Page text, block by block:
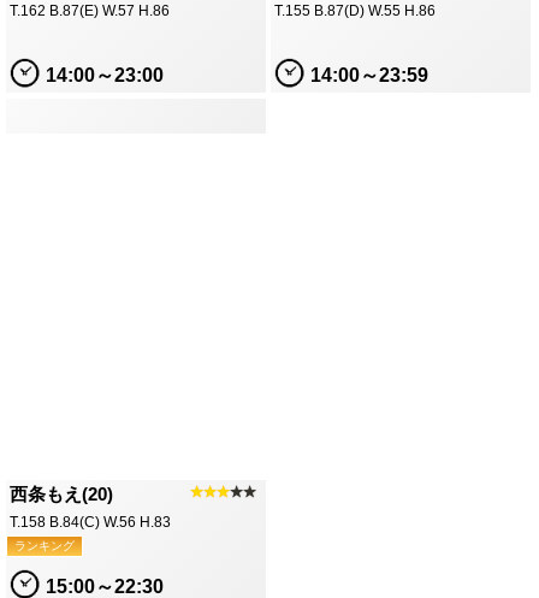
T.162 B.87(E) W.57 H.86
14:00～23:00
T.155 B.87(D) W.55 H.86
14:00～23:59
西条もえ(20) ★★★★★
T.158 B.84(C) W.56 H.83
ランキング
15:00～22:30